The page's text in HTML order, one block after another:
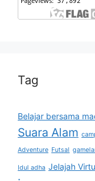
Tag
Belajar bersama
Suara Alam
Adventure Futsal
Idul adha Jelajah